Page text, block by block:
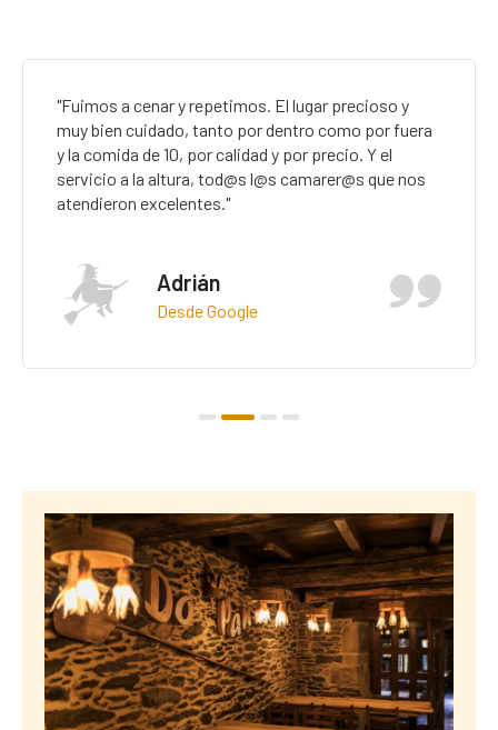
"El restaurante es una pasada tanto la decoración
como el personal atento amables y la comida una
maravilla.Te hace sentir como si estuvieras en una
casa hobbit. La habitación comoda bien de tamaño"
Desde Booking